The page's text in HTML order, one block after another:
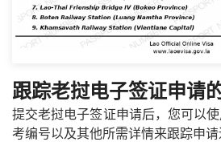
跟踪老挝电子签证申请
提交老挝电子签证申请后，您可以
考编号以及其他所需详情来跟踪申请